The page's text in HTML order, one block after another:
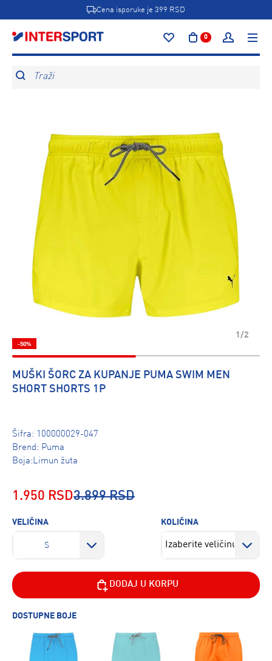
Cena isporuke je 399 RSD
0
Traži
1/2
-50%
MUŠKI ŠORC ZA KUPANJE PUMA SWIM MEN
SHORT SHORTS 1P
Šifra: 100000029-047
Brend: Puma
Boja:Limun žuta
1.950 RSD3.899 RSD
VELIČINA
S
KOLIČINA
DODAJ U KORPU
DOSTUPNE BOJE